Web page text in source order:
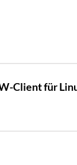
Client für